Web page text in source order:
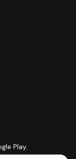
Play.